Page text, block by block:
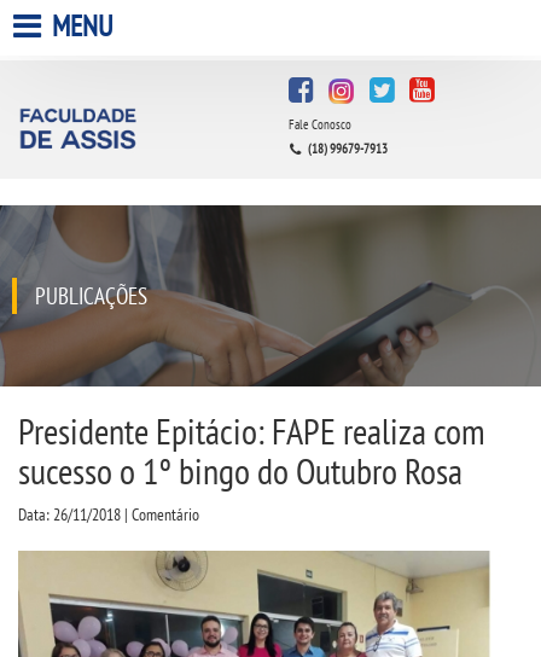
A FACULDADE
QUEM SOMOS
INFRAESTRUTURA
BIBLIOTECA
CPA
PROUNI
MENU
Fale Conosco
(18) 99679-7913
PUBLICAÇÕES
Presidente Epitácio: FAPE realiza com
sucesso o 1º bingo do Outubro Rosa
Data: 26/11/2018 | Comentário